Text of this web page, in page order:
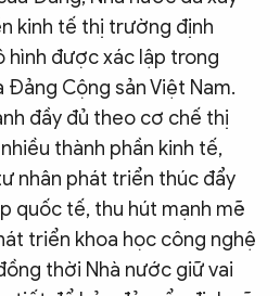
kinh tế thị trường định
hình được xác lập trong
Cộng sản Việt Nam.
đầy đủ theo cơ chế thị
thành phần kinh tế,
nhân phát triển thúc đẩy
quốc tế, thu hút mạnh mẽ
triển khoa học công nghệ
thời Nhà nước giữ vai